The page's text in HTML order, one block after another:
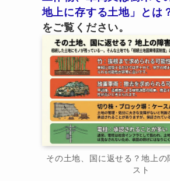
地上に存する土地」とは
をご覧ください。
その土地、国に返せる？地上の
スト